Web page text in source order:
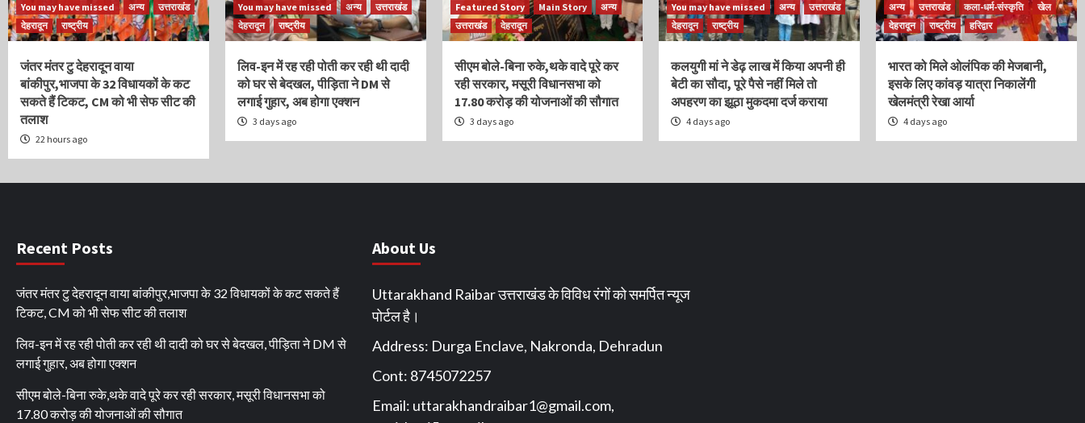
You may have missed
अन्य
उत्तराखंड
देहरादून
राष्ट्रीय
जंतर मंतर टु देहरादून वाया
बांकीपुर,भाजपा के 32 विधायकों के कट
सकते हैं टिकट, CM को भी सेफ सीट की
तलाश
22 hours ago
You may have missed
अन्य
उत्तराखंड
देहरादून
राष्ट्रीय
लिव-इन में रह रही पोती कर रही थी दादी
को घर से बेदखल, पीड़िता ने DM से
लगाई गुहार, अब होगा एक्शन
3 days ago
Featured Story Main Story
अन्य
उत्तराखंड
देहरादून
सीएम बोले-बिना रुके,थके वादे पूरे कर
रही सरकार, मसूरी विधानसभा को
17.80 करोड़ की योजनाओं की सौगात
3 days ago
You may have missed
अन्य
उत्तराखंड
देहरादून
राष्ट्रीय
कलयुगी मां ने डेढ़ लाख में किया अपनी ही
बेटी का सौदा, पूरे पैसे नहीं मिले तो
अपहरण का झूठा मुकदमा दर्ज कराया
4 days ago
अन्य
उत्तराखंड कला-धर्म-संस्कृति
खेल
देहरादून
राष्ट्रीय हरिद्वार
भारत को मिले ओलंपिक की मेजबानी,
इसके लिए कांवड़ यात्रा निकालेंगी
खेलमंत्री रेखा आर्या
4 days ago
Recent Posts
जंतर मंतर टु देहरादून वाया बांकीपुर,भाजपा के 32 विधायकों के कट सकते हैं
टिकट, CM को भी सेफ सीट की तलाश
लिव-इन में रह रही पोती कर रही थी दादी को घर से बेदखल, पीड़िता ने DM से
लगाई गुहार, अब होगा एक्शन
सीएम बोले-बिना रुके,थके वादे पूरे कर रही सरकार, मसूरी विधानसभा को
17.80 करोड़ की योजनाओं की सौगात
About Us
Uttarakhand Raibar उत्तराखंड के विविध रंगों को समर्पित न्यूज
पोर्टल है।
Address: Durga Enclave, Nakronda, Dehradun
Cont: 8745072257
Email: uttarakhandraibar1@gmail.com,